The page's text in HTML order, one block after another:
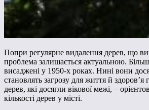
Попри регулярне видалення дерев, що
проблема залишається актуальною.
висаджені у 1950-х роках. Нині вони
становлять загрозу для життя й здоров’я
дерев, які досягли вікової межі, –
кількості дерев у місті.